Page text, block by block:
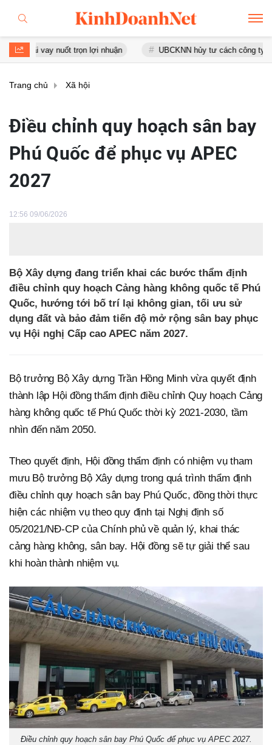
vay nuốt trọn lợi nhuận UBCKNN hủy tư cách công ty đại
Trang chủ Xã hội
Điều chỉnh quy hoạch sân bay
Phú Quốc để phục vụ APEC
2027
12:56 09/06/2026
Bộ Xây dựng đang triển khai các bước thẩm định
điều chỉnh quy hoạch Cảng hàng không quốc tế Phú
Quốc, hướng tới bố trí lại không gian, tối ưu sử
dụng đất và bảo đảm tiến độ mở rộng sân bay phục
vụ Hội nghị Cấp cao APEC năm 2027.
Bộ trưởng Bộ Xây dựng Trần Hồng Minh vừa quyết định
thành lập Hội đồng thẩm định điều chỉnh Quy hoạch Cảng
hàng không quốc tế Phú Quốc thời kỳ 2021-2030, tầm
nhìn đến năm 2050.
Theo quyết định, Hội đồng thẩm định có nhiệm vụ tham
mưu Bộ trưởng Bộ Xây dựng trong quá trình thẩm định
điều chỉnh quy hoạch sân bay Phú Quốc, đồng thời thực
hiện các nhiệm vụ theo quy định tại Nghị định số
05/2021/NĐ-CP của Chính phủ về quản lý, khai thác
cảng hàng không, sân bay. Hội đồng sẽ tự giải thể sau
khi hoàn thành nhiệm vụ.
Điều chỉnh quy hoạch sân bay Phú Quốc để phục vụ APEC 2027.